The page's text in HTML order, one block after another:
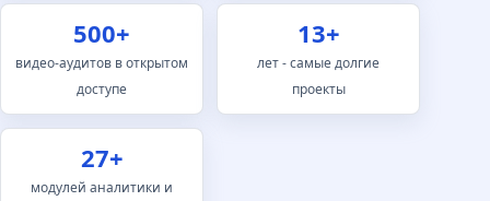
SEO становится не «дополнительной техникой», а
базовой стратегией. Каждая комбинация
«программа × город × формат» - отдельный запрос
со своим интентом, отдельная конкурентная среда,
отдельная посадочная.
500+
видео-аудитов в открытом
доступе
13+
лет - самые долгие
проекты
27+
модулей аналитики и